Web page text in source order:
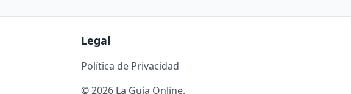
Legal
Política de Privacidad
© 2026 La Guía Online.